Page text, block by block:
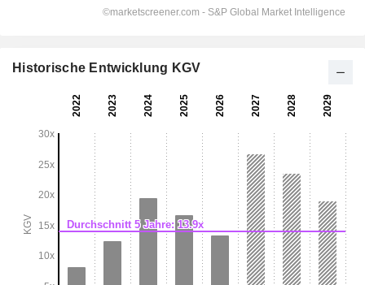
Historische Entwicklung KGV